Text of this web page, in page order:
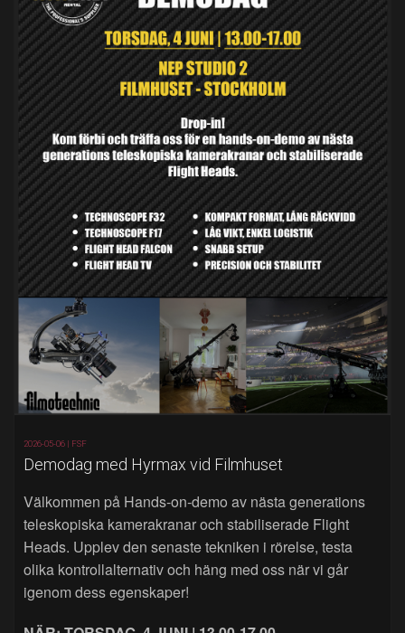
2026-05-06 | FSF
Demodag med Hyrmax vid Filmhuset
Välkommen på Hands‑on‑demo av nästa generations
teleskopiska kamerakranar och stabiliserade Flight
Heads. Upplev den senaste tekniken i rörelse, testa
olika kontrollalternativ och häng med oss när vi går
igenom dess egenskaper!